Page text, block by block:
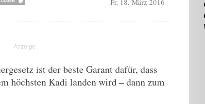
Fr, 18. März 2016
ist der beste Garant dafür, dass
höchsten Kadi landen wird – dann zum